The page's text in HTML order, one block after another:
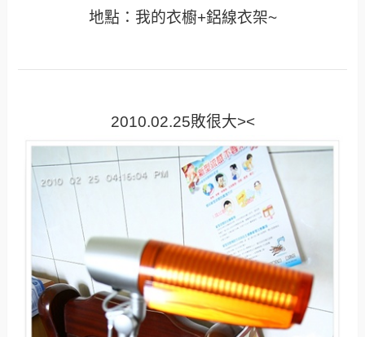
地點：我的衣櫥+鋁線衣架~
2010.02.25敗很大><